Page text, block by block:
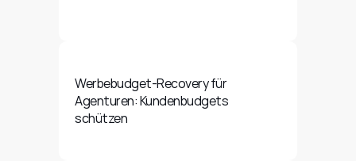
Werbebudget-Recovery für
Agenturen: Kundenbudgets
schützen